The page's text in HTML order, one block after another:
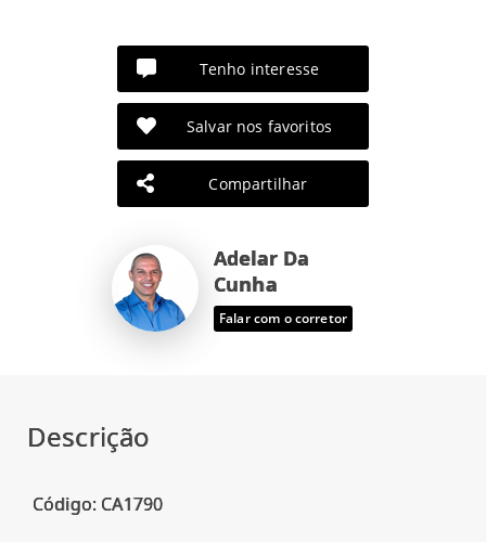
Tenho interesse
Salvar nos favoritos
Compartilhar
Adelar Da
Cunha
Falar com o corretor
Descrição
Código: CA1790